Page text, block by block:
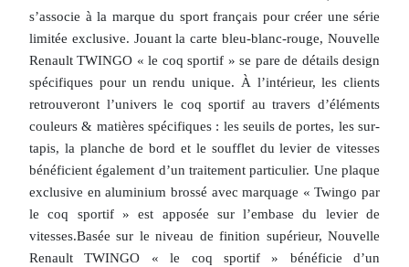
s’associe à la marque du sport français pour créer une série
limitée exclusive. Jouant la carte bleu-blanc-rouge, Nouvelle
Renault TWINGO « le coq sportif » se pare de détails design
spécifiques pour un rendu unique. À l’intérieur, les clients
retrouveront l’univers le coq sportif au travers d’éléments
couleurs & matières spécifiques : les seuils de portes, les sur-
tapis, la planche de bord et le soufflet du levier de vitesses
bénéficient également d’un traitement particulier. Une plaque
exclusive en aluminium brossé avec marquage « Twingo par
le coq sportif » est apposée sur l’embase du levier de
vitesses.Basée sur le niveau de finition supérieur, Nouvelle
Renault TWINGO « le coq sportif » bénéficie d’un